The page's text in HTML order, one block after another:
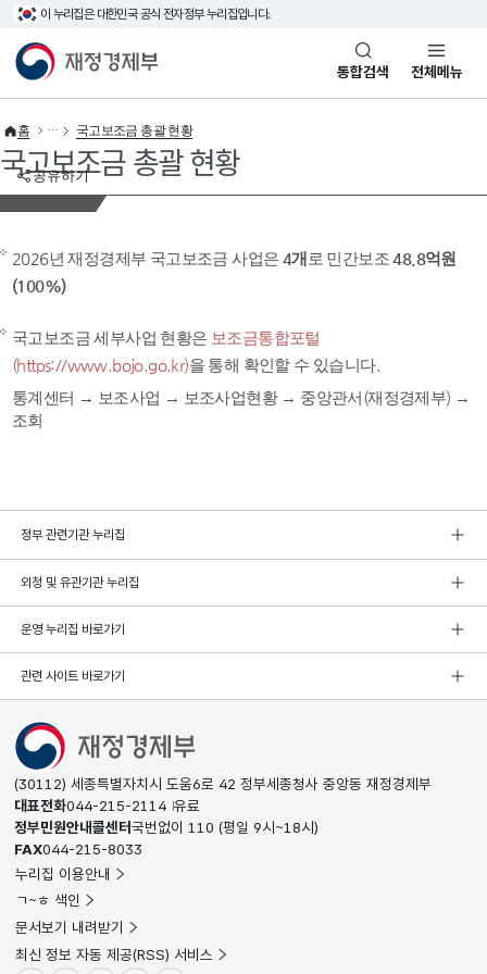
이 누리집은 대한민국 공식 전자정부 누리집입니다.
재정경제부(www.mofe.go.kr)통합검색 전체메뉴
공유하기
홈 국고보조금 총괄 현황
국고보조금 총괄 현황
2026년 재정경제부 국고보조금 사업은 4개 로 민간보조48.8억원
(100%)
국고보조금 세부사업 현황은 보조금통합포털
(https://www.bojo.go.kr)을 통해 확인할 수 있습니다.
통계센터 → 보조사업 → 보조사업현황 → 중앙관서(재정경제부) →
조회
정부 관련기관 누리집
외청 및 유관기관 누리집
운영 누리집 바로가기
관련 사이트 바로가기
(30112) 세종특별자치시 도움6로 42 정부세종청사 중앙동 재정경제부
대표전화044-215-2114 유료
정부민원안내콜센터국번없이 110 (평일 9시~18시)
FAX044-215-8033
누리집 이용안내
ㄱ~ㅎ 색인
문서보기 내려받기
최신 정보 자동 제공(RSS) 서비스